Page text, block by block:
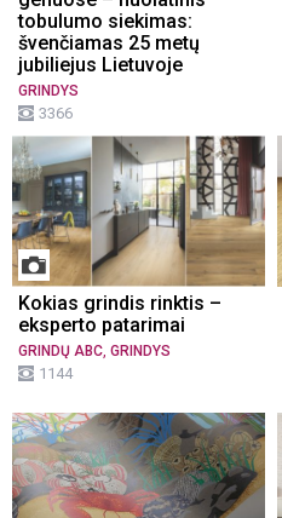
tobulumo siekimas:
švenčiamas 25 metų
jubiliejus Lietuvoje
GRINDYS
3366
Kokias grindis rinktis –
eksperto patarimai
GRINDŲ ABC GRINDYS
1144